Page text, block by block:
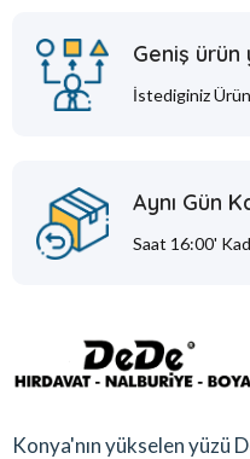
Geniş ürün
İstediginiz
Aynı Gün
Saat 16:00'
Konya'nın yükselen yüzü